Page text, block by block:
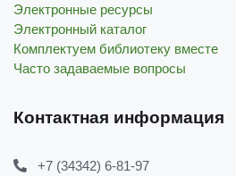
Электронные ресурсы
Электронный каталог
Комплектуем библиотеку вместе
Часто задаваемые вопросы
Контактная информация
+7 (34342) 6-81-97